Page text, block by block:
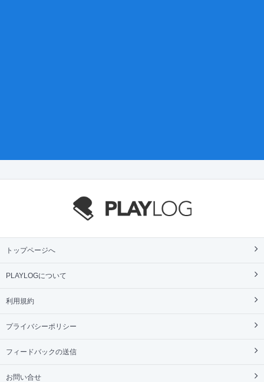
トップページへ
PLAYLOGについて
利用規約
プライバシーポリシー
フィードバックの送信
お問い合せ